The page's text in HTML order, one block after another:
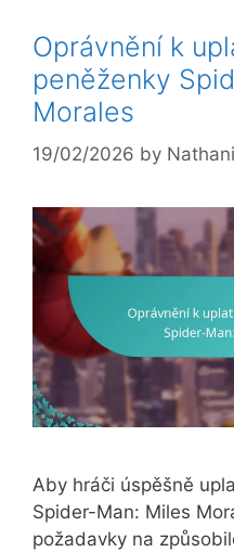
Oprávnění k
peněženky
Morales
19/02/2026 by
Aby hráči úspěšně
Spider-Man: Miles
požadavky na